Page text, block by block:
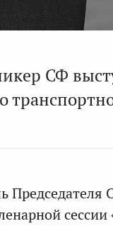
СФ
Председателя